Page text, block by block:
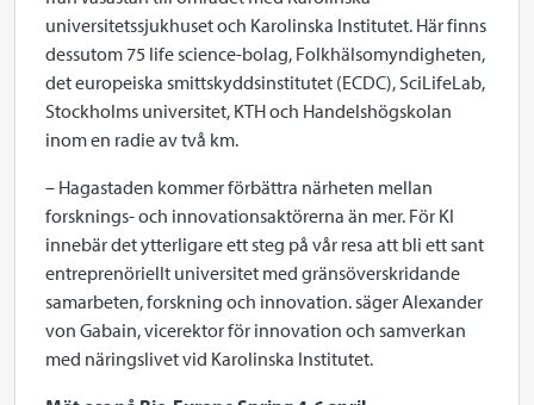
universitetssjukhuset och Karolinska Institutet. Här finns
dessutom 75 life science-bolag, Folkhälsomyndigheten,
det europeiska smittskyddsinstitutet (ECDC), SciLifeLab,
Stockholms universitet, KTH och Handelshögskolan
inom en radie av två km.
– Hagastaden kommer förbättra närheten mellan
forsknings- och innovationsaktörerna än mer. För KI
innebär det ytterligare ett steg på vår resa att bli ett sant
entreprenöriellt universitet med gränsöverskridande
samarbeten, forskning och innovation. säger Alexander
von Gabain, vicerektor för innovation och samverkan
med näringslivet vid Karolinska Institutet.